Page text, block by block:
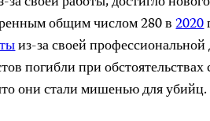
общим числом 280 в2020
из-за своей
погибли при
они стали мишенью для убийц.